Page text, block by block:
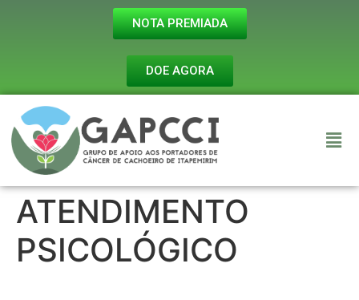
NOTA PREMIADA
DOE AGORA
ATENDIMENTO
PSICOLÓGICO